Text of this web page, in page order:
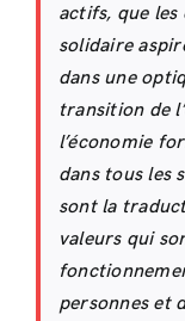
actifs, que les
solidaire
dans une
transition de
l’économie
dans tous les
sont la
valeurs qui
personnes et